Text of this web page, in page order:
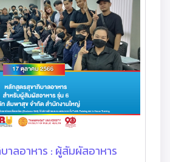
าลอาหาร : ผู้สัมผัสอาหาร